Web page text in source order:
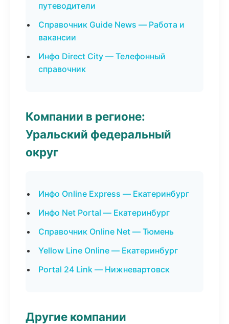
путеводители
Справочник Guide News — Работа и
вакансии
Инфо Direct City — Телефонный
справочник
Компании в регионе:
Уральский федеральный
округ
Инфо Online Express — Екатеринбург
Инфо Net Portal — Екатеринбург
Справочник Online Net — Тюмень
Yellow Line Online — Екатеринбург
Portal 24 Link — Нижневартовск
Другие компании